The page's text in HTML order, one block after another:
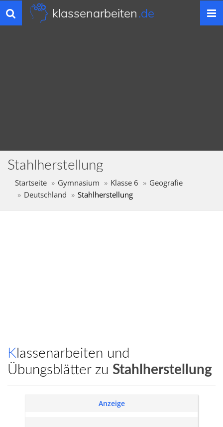
Toggle
navigation
klassenarbeiten.de
Stahlherstellung
Startseite Gymnasium Klasse 6
Geografie
Deutschland
Stahlherstellung
Klassenarbeiten und
Übungsblätter zu Stahlherstellung
Anzeige